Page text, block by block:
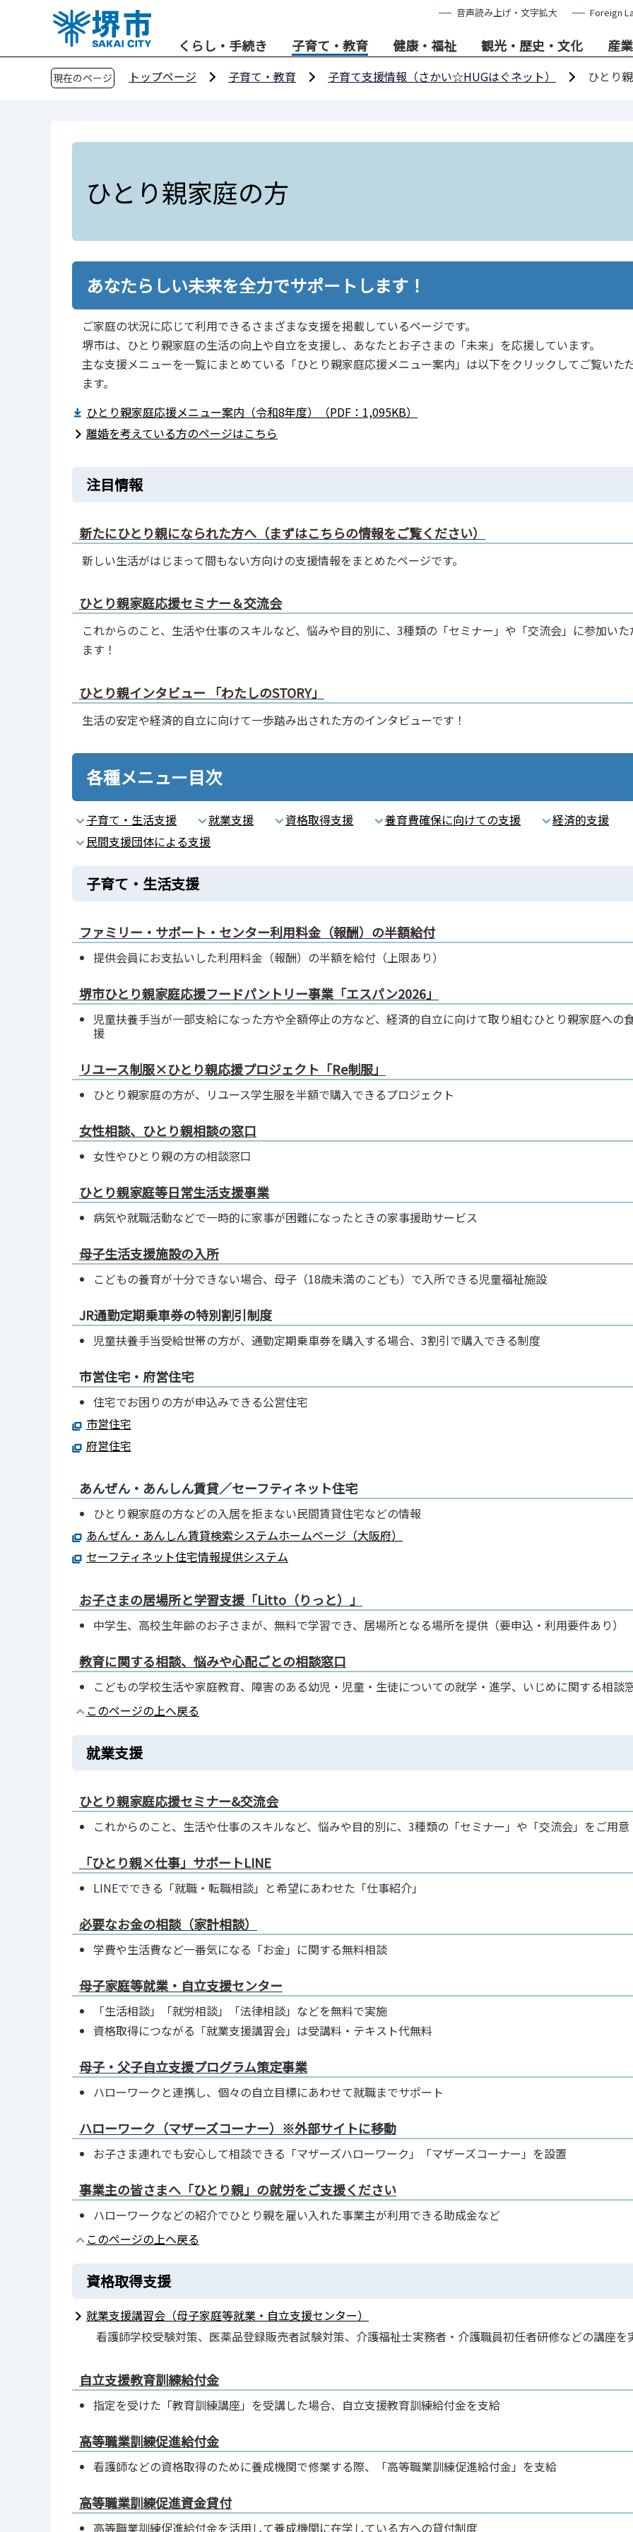
音声読み上げ・文字拡大 Foreign
くらし・手続き 子育て・教育 健康・福祉 観光・歴史・文化 産
現在のページ トップページ 子育て・教育 子育て支援情報（さかい☆HUGはぐネット） ひとり
ひとり親家庭の方
あなたらしい未来を全力でサポートします！
ご家庭の状況に応じて利用できるさまざまな支援を掲載しているページです。
堺市は、ひとり親家庭の生活の向上や自立を支援し、あなたとお子さまの「未来」を応援しています。
主な支援メニューを一覧にまとめている「ひとり親家庭応援メニュー案内」は以下をクリックしてご覧いた
ます。
ひとり親家庭応援メニュー案内（令和8年度）（PDF：1,095KB）
離婚を考えている方のページはこちら
注目情報
新たにひとり親になられた方へ（まずはこちらの情報をご覧ください）
新しい生活がはじまって間もない方向けの支援情報をまとめたページです。
ひとり親家庭応援セミナー＆交流会
これからのこと、生活や仕事のスキルなど、悩みや目的別に、3種類の「セミナー」や「交流会」に参加いた
ます！
ひとり親インタビュー 「わたしのSTORY」
生活の安定や経済的自立に向けて一歩踏み出された方のインタビューです！
各種メニュー目次
子育て・生活支援 就業支援 資格取得支援 養育費確保に向けての支援
経済的支援
民間支援団体による支援
子育て・生活支援
ファミリー・サポート・センター利用料金（報酬）の半額給付
提供会員にお支払いした利用料金（報酬）の半額を給付（上限あり）
堺市ひとり親家庭応援フードパントリー事業「エスパン2026」
児童扶養手当が一部支給になった方や全額停止の方など、経済的自立に向けて取り組むひとり親家庭への
援
リユース制服×ひとり親応援プロジェクト「Re制服」
ひとり親家庭の方が、リユース学生服を半額で購入できるプロジェクト
女性相談、ひとり親相談の窓口
女性やひとり親の方の相談窓口
ひとり親家庭等日常生活支援事業
病気や就職活動などで一時的に家事が困難になったときの家事援助サービス
母子生活支援施設の入所
こどもの養育が十分できない場合、母子（18歳未満のこども）で入所できる児童福祉施設
JR通勤定期乗車券の特別割引制度
児童扶養手当受給世帯の方が、通勤定期乗車券を購入する場合、3割引で購入できる制度
市営住宅・府営住宅
住宅でお困りの方が申込みできる公営住宅
市営住宅
府営住宅
あんぜん・あんしん賃貸／セーフティネット住宅
ひとり親家庭の方などの入居を拒まない民間賃貸住宅などの情報
あんぜん・あんしん賃貸検索システムホームページ（大阪府）
セーフティネット住宅情報提供システム
お子さまの居場所と学習支援「Litto（りっと）」
中学生、高校生年齢のお子さまが、無料で学習でき、居場所となる場所を提供（要申込・利用要件あり）
教育に関する相談、悩みや心配ごとの相談窓口
こどもの学校生活や家庭教育、障害のある幼児・児童・生徒についての就学・進学、いじめに関する相談
このページの上へ戻る
就業支援
ひとり親家庭応援セミナー&交流会
これからのこと、生活や仕事のスキルなど、悩みや目的別に、3種類の「セミナー」や「交流会」をご用意
「ひとり親×仕事」サポートLINE
LINEでできる「就職・転職相談」と希望にあわせた「仕事紹介」
必要なお金の相談（家計相談）
学費や生活費など一番気になる「お金」に関する無料相談
母子家庭等就業・自立支援センター
「生活相談」「就労相談」「法律相談」などを無料で実施
資格取得につながる「就業支援講習会」は受講料・テキスト代無料
母子・父子自立支援プログラム策定事業
ハローワークと連携し、個々の自立目標にあわせて就職までサポート
ハローワーク（マザーズコーナー）※外部サイトに移動
お子さま連れでも安心して相談できる「マザーズハローワーク」「マザーズコーナー」を設置
事業主の皆さまへ「ひとり親」の就労をご支援ください
ハローワークなどの紹介でひとり親を雇い入れた事業主が利用できる助成金など
このページの上へ戻る
資格取得支援
就業支援講習会（母子家庭等就業・自立支援センター）
看護師学校受験対策、医薬品登録販売者試験対策、介護福祉士実務者・介護職員初任者研修などの講座を
自立支援教育訓練給付金
指定を受けた「教育訓練講座」を受講した場合、自立支援教育訓練給付金を支給
高等職業訓練促進給付金
看護師などの資格取得のために養成機関で修業する際、「高等職業訓練促進給付金」を支給
高等職業訓練促進資金貸付
高等職業訓練促進給付金を活用して養成機関に在学している方への貸付制度